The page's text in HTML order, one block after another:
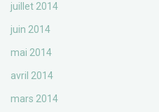
juillet 2014
juin 2014
mai 2014
avril 2014
mars 2014